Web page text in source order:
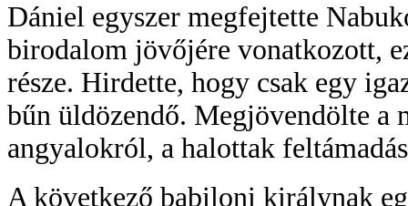
Dániel egyszer megfejtette
birodalom jövőjére vonatkozott,
része. Hirdette, hogy csak egy
bűn üldözendő. Megjövendölte a
angyalokról, a halottak
A következő babiloni királynak